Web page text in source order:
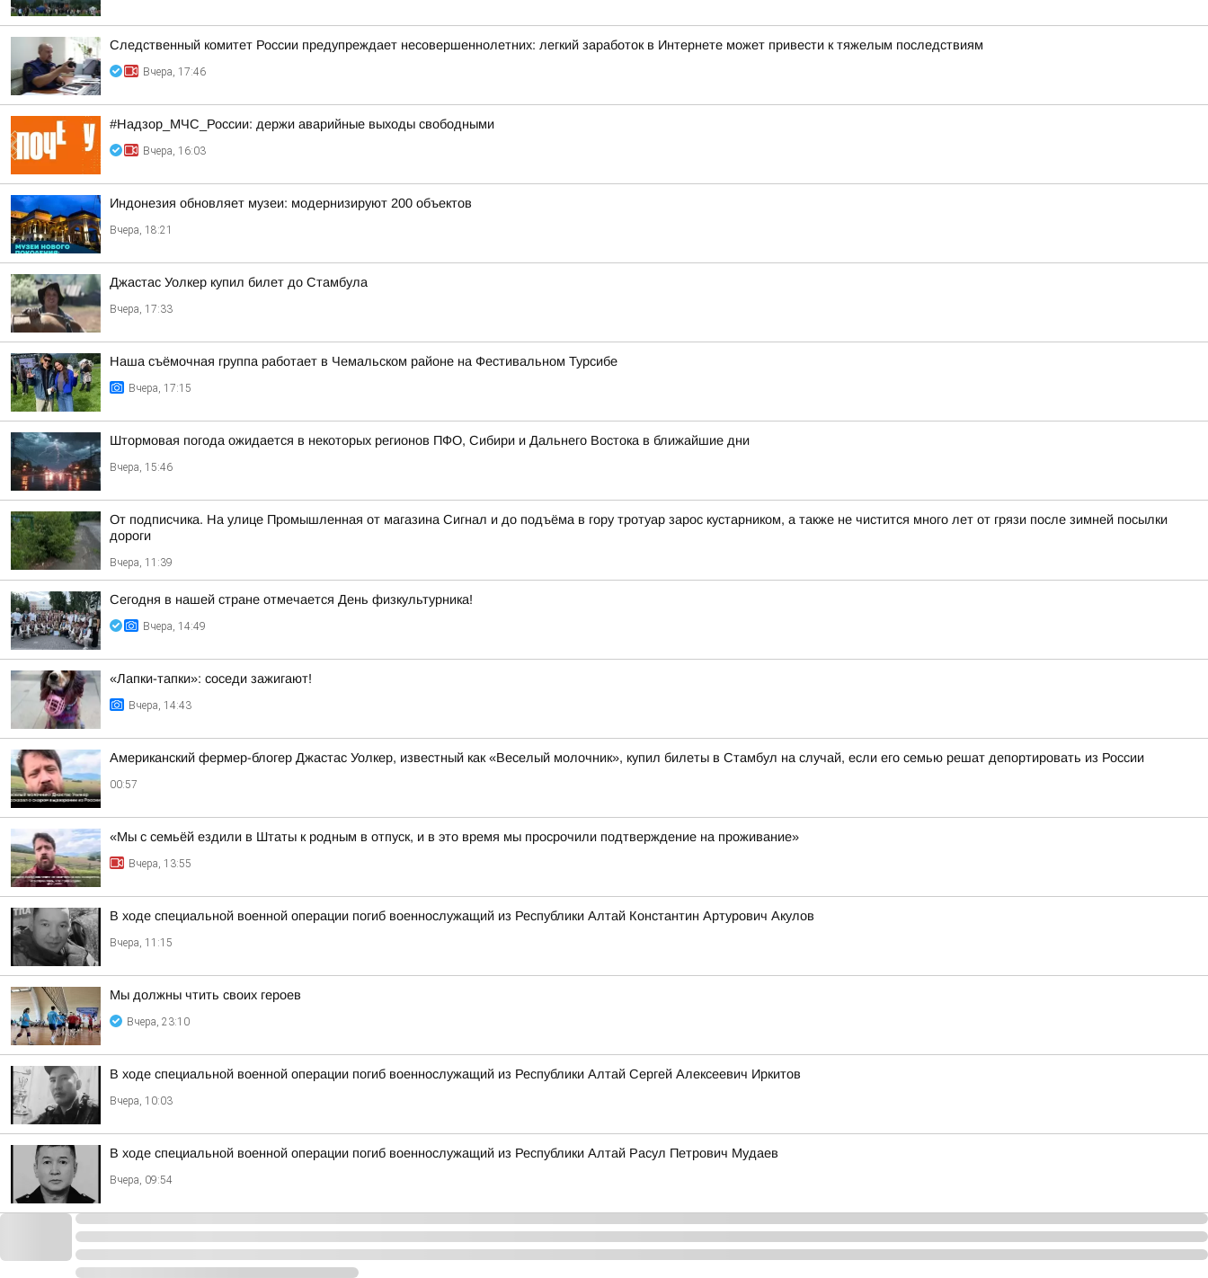
Следственный комитет России предупреждает несовершеннолетних: легкий заработок в Интернете может привести к тяжелым последствиям
Вчера, 17:46
#Надзор_МЧС_России: держи аварийные выходы свободными
Вчера, 16:03
Индонезия обновляет музеи: модернизируют 200 объектов
Вчера, 18:21
Джастас Уолкер купил билет до Стамбула
Вчера, 17:33
Наша съёмочная группа работает в Чемальском районе на Фестивальном Турсибе
Вчера, 17:15
Штормовая погода ожидается в некоторых регионов ПФО, Сибири и Дальнего Востока в ближайшие дни
Вчера, 15:46
От подписчика. На улице Промышленная от магазина Сигнал и до подъёма в гору тротуар зарос кустарником, а также не чистится много лет от грязи после зимней посылки
дороги
Вчера, 11:39
Сегодня в нашей стране отмечается День физкультурника!
Вчера, 14:49
«Лапки-тапки»: соседи зажигают!
Вчера, 14:43
Американский фермер-блогер Джастас Уолкер, известный как «Веселый молочник», купил билеты в Стамбул на случай, если его семью решат депортировать из России
00:57
«Мы с семьёй ездили в Штаты к родным в отпуск, и в это время мы просрочили подтверждение на проживание»
Вчера, 13:55
В ходе специальной военной операции погиб военнослужащий из Республики Алтай Константин Артурович Акулов
Вчера, 11:15
Мы должны чтить своих героев
Вчера, 23:10
В ходе специальной военной операции погиб военнослужащий из Республики Алтай Сергей Алексеевич Иркитов
Вчера, 10:03
В ходе специальной военной операции погиб военнослужащий из Республики Алтай Расул Петрович Мудаев
Вчера, 09:54